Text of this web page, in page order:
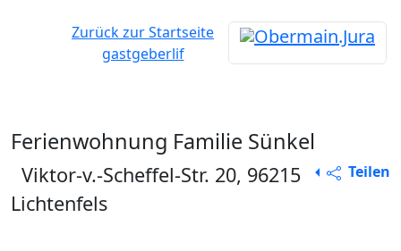
Zurück zur Startseite
gastgeberlif
Ferienwohnung Familie Sünkel
Viktor-v.-Scheffel-Str. 20, 96215
Lichtenfels
Teilen